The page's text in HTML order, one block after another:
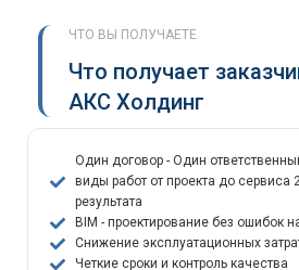
ЧТО ВЫ ПОЛУЧАЕТЕ
Что получает
АКС Холдинг
Один договор - Один
виды работ от проекта до сервиса
результата
BIM - проектирование без ошибок
Снижение эксплуатационных
Четкие сроки и контроль качества